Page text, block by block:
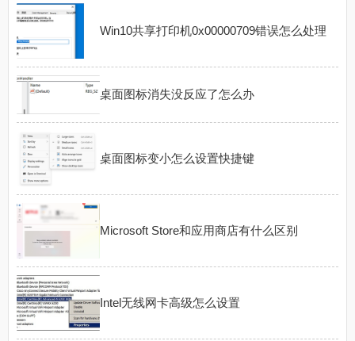
Win10共享打印机0x00000709错误怎么处理
桌面图标消失没反应了怎么办
桌面图标变小怎么设置快捷键
Microsoft Store和应用商店有什么区别
Intel无线网卡高级怎么设置